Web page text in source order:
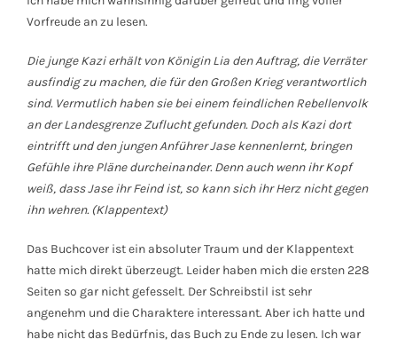
Vorfreude an zu lesen.
Die junge Kazi erhält von Königin Lia den Auftrag, die Verräter
ausfindig zu machen, die für den Großen Krieg verantwortlich
sind. Vermutlich haben sie bei einem feindlichen Rebellenvolk
an der Landesgrenze Zuflucht gefunden. Doch als Kazi dort
eintrifft und den jungen Anführer Jase kennenlernt, bringen
Gefühle ihre Pläne durcheinander. Denn auch wenn ihr Kopf
weiß, dass Jase ihr Feind ist, so kann sich ihr Herz nicht gegen
ihn wehren. (Klappentext)
Das Buchcover ist ein absoluter Traum und der Klappentext
hatte mich direkt überzeugt. Leider haben mich die ersten 228
Seiten so gar nicht gefesselt. Der Schreibstil ist sehr
angenehm und die Charaktere interessant. Aber ich hatte und
habe nicht das Bedürfnis, das Buch zu Ende zu lesen. Ich war